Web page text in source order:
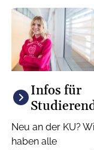
Infos für
Neu an der KU?
haben alle